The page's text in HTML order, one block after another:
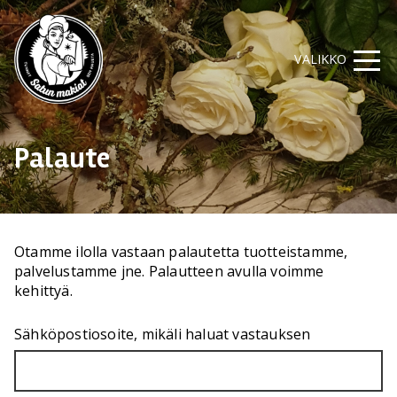
VALIKKO
Palaute
Otamme ilolla vastaan palautetta tuotteistamme,
palvelustamme jne. Palautteen avulla voimme
kehittyä.
Sähköpostiosoite, mikäli haluat vastauksen